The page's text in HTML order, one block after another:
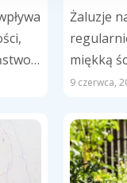
i
metody
Żaluzje
miękką
lub
9 czerwca,